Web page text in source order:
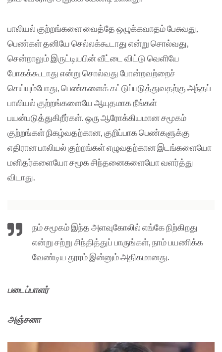
பாலியல் குற்றங்களை வைத்தே ஒழுக்கவாதம் பேசுவது,
பெண்கள் தனியே செல்லக்கூடாது என்று சொல்வது,
சென்றாலும் இருட்டியபின் வீட்டை விட்டு வெளியே
போகக்கூடாது என்று சொல்வது போன்றவற்றைச்
செய்யும்போது, பெண்களைக் கட்டுப்படுத்துவதற்கு அந்தப்
பாலியல் குற்றங்களையே ஆயுதமாக நீங்கள்
பயன்படுத்துகிறீர்கள். ஒரு ஆரோக்கியமான சமூகம்
குற்றங்கள் நிகழ்வதற்கான, குறிப்பாக பெண்களுக்கு
எதிரான பாலியல் குற்றங்கள் எழுவதற்கான இடங்களையோ
மனிதர்களையோ சமூக சிந்தனைகளையோ வளர்த்து
விடாது.
நம் சமூகம் இந்த அளவுகோலில் எங்கே நிற்கிறது
என்று சற்று சிந்தித்துப் பாருங்கள், நாம் பயணிக்க
வேண்டிய தூரம் இன்னும் அதிகமானது.
படைப்பாளர்
அஞ்சனா